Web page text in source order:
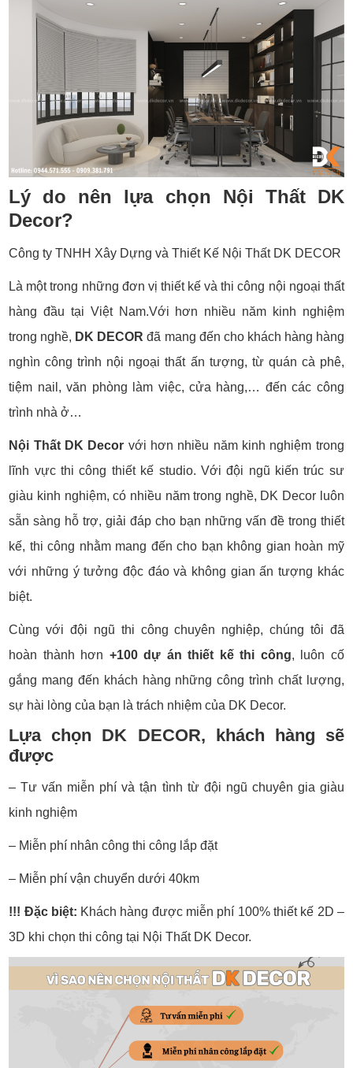
Lý do nên lựa chọn Nội Thất DK
Decor?
Công ty TNHH Xây Dựng và Thiết Kế Nội Thất DK DECOR
Là một trong những đơn vị thiết kế và thi công nội ngoại thất
hàng đầu tại Việt Nam.Với hơn nhiều năm kinh nghiệm
trong nghề, DK DECOR đã mang đến cho khách hàng hàng
nghìn công trình nội ngoại thất ấn tượng, từ quán cà phê,
tiệm nail, văn phòng làm việc, cửa hàng,… đến các công
trình nhà ở…
Nội Thất DK Decor với hơn nhiều năm kinh nghiệm trong
lĩnh vực thi công thiết kế studio. Với đội ngũ kiến trúc sư
giàu kinh nghiệm, có nhiều năm trong nghề, DK Decor luôn
sẵn sàng hỗ trợ, giải đáp cho bạn những vấn đề trong thiết
kế, thi công nhằm mang đến cho bạn không gian hoàn mỹ
với những ý tưởng độc đáo và không gian ấn tượng khác
biệt.
Cùng với đội ngũ thi công chuyên nghiệp, chúng tôi đã
hoàn thành hơn +100 dự án thiết kế thi công, luôn cố
gắng mang đến khách hàng những công trình chất lượng,
sự hài lòng của bạn là trách nhiệm của DK Decor.
Lựa chọn DK DECOR, khách hàng sẽ
được
– Tư vấn miễn phí và tận tình từ đội ngũ chuyên gia giàu
kinh nghiệm
– Miễn phí nhân công thi công lắp đặt
– Miễn phí vận chuyển dưới 40km
!!! Đặc biệt: Khách hàng được miễn phí 100% thiết kế 2D –
3D khi chọn thi công tại Nội Thất DK Decor.